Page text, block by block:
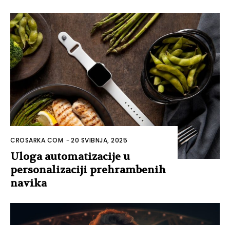
CROSARKA.COM -20 SVIBNJA, 2025
Uloga automatizacije u
personalizaciji prehrambenih
navika